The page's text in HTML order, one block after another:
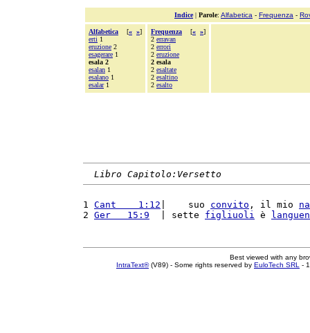
Indice| Parole: Alfabetica - Frequenza -
Alfabetica [« »]
erti 1
eruzione 2
esagerare 1
esala 2
esalan 1
esalano 1
esalar1
Frequenza [« »]
2 erravan
2 errori
2 eruzione
2 esala
2 esaltate
2 esaltino
2 esalto
Libro Capitolo:Versetto
1 Cant    1:12 |    suo convito , il mio
2 Ger   15:9
  | sette
figliuoli è
Best viewed with any
IntraText®(V89) - Some rights reserved by EuloTech SRL -